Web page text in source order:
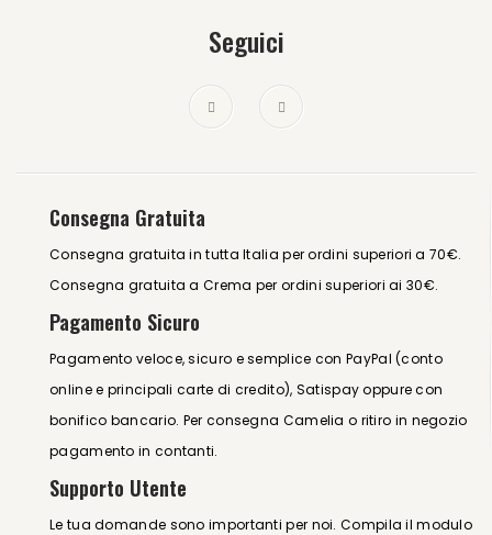
Seguici
Consegna Gratuita
Consegna gratuita in tutta Italia per ordini superiori a 70€.
Consegna gratuita a Crema per ordini superiori ai 30€.
Pagamento Sicuro
Pagamento veloce, sicuro e semplice con PayPal (conto
online e principali carte di credito), Satispay oppure con
bonifico bancario. Per consegna Camelia o ritiro in negozio
pagamento in contanti.
Supporto Utente
Le tua domande sono importanti per noi. Compila il modulo